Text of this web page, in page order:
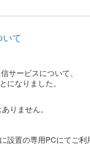
て
サービスについて、
なりました。
りません。
置の専用PCにてご利